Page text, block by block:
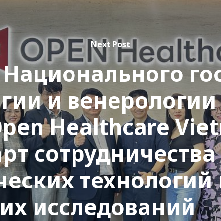
Next Post
и
Healthcare
технологий
исследований